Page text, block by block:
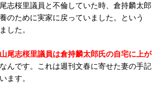
志桜里議員と不倫していた時、倉持麟太郎
のために実家に戻っていました。という
した。
山尾志桜里議員は倉持麟太郎氏の自宅に上が
んです。これは週刊文春に寄せた妻の手記
ます。